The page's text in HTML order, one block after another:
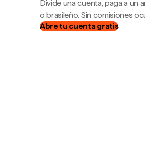
Divide una cuenta, paga a un
o brasileño. Sin comisiones
Abre tu cuenta gratis